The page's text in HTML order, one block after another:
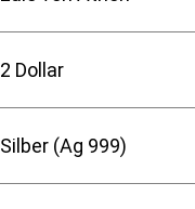
2 Dollar
Silber (Ag 999)